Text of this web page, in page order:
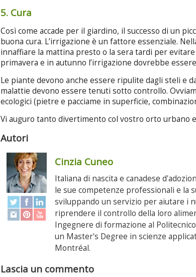
5. Cura
Così come accade per il giardino, il successo di un
buona cura. L’irrigazione è un fattore essenziale.
innaffiare la mattina presto o la sera tardi per evitare
primavera e in autunno l’irrigazione dovrebbe
Le piante devono anche essere ripulite dagli steli e
malattie devono essere tenuti sotto controllo.
ecologici (pietre e pacciame in superficie,
Vi auguro tanto divertimento col vostro orto urbano
Autori
Cinzia Cuneo
Italiana di nascita e canadese
le sue competenze professionali e la
sviluppando un servizio per aiutare i
riprendere il controllo della loro
Ingegnere di formazione al
un Master's Degree in scienze
Montréal.
Lascia un commento